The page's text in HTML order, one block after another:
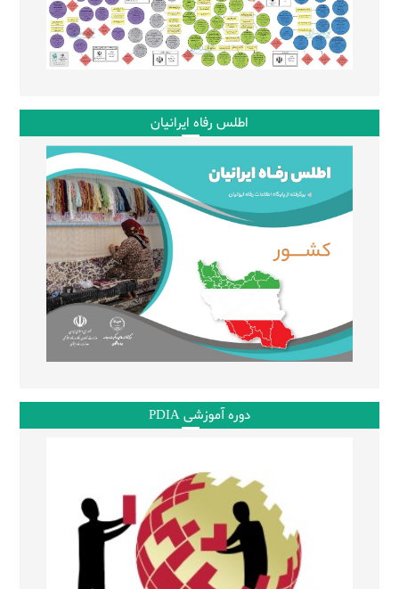
اطلس رفاه ایرانیان
دوره آموزشی PDIA